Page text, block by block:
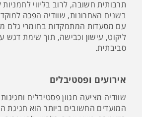
בשנים האחרונות, שוודיה הפכה
עם מסעדות המתמקדות בחומרי גלם
ליקוט, עישון וכבישה, תוך שימת דגש
סביבתית.
אירועים ופסטיבלים
שוודיה מציעה מגוון פסטיבלים